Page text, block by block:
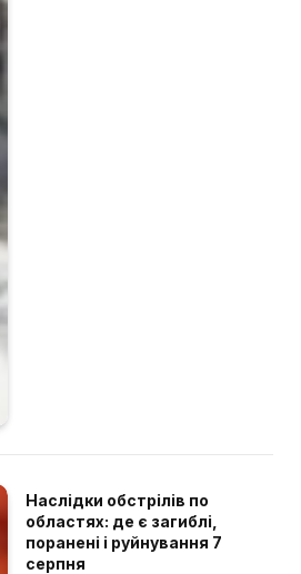
Наслідки обстрілів по
областях: де є загиблі,
поранені і руйнування 7
серпня